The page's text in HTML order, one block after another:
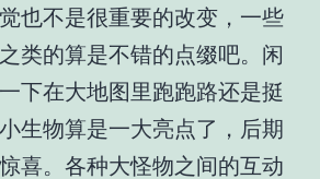
也不是很重要的改变，一些
类的算是不错的点缀吧。闲
下在大地图里跑跑路还是挺
生物算是一大亮点了，后期
喜。各种大怪物之间的互动